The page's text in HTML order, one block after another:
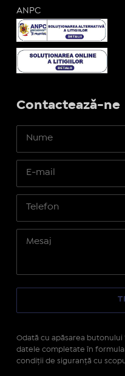
ANPC
Contactează-ne
Odată cu apăsarea butonului
datele completate în
condiţii de siguranţă cu